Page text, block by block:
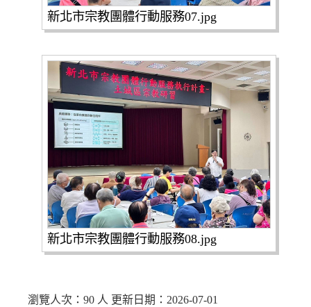
新北市宗教團體行動服務07.jpg
新北市宗教團體行動服務08.jpg
瀏覽人次：90 人 更新日期：2026-07-01